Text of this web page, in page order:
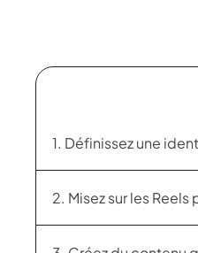
1. Définissez une
2. Misez sur les